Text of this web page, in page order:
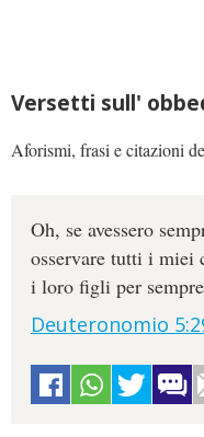
Versetti sull'
Aforismi, frasi e citazioni
Oh, se avessero
osservare tutti i miei
i loro figli per
Deuteronomio